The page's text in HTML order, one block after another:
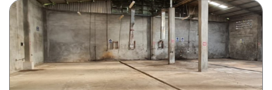
Lote de terreno con Edificio Local y Bodega en La
Colonia Miraflores Sur